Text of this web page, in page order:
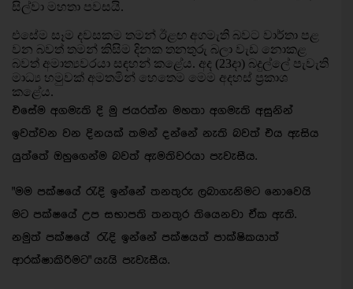
සිල්වා මහතා පවසයි.
එසේම සෑම දවසකම තමන් ඊළඟ අගමැති බවට වාර්තා පළ
වන බවත් තමන් කිසිම දිනක තනතුරු බලා වැඩ නොකළ
බවත් අමාත්‍යවරයා සඳහන් කළේය. අද (23දා) බදුල්ලේ පැවැති
මාධ්‍ය හමුවක් අමතමින් හෙතෙම මෙම අදහස් ප්‍රකාශ
කළේය.
එසේම අගමැති දි මු ජයරත්න මහතා අගමැති අසුනින්
ඉවත්වන වන දිනයක් තමන් දන්නේ නැති බවත් එය ඇසිය
යුත්තේ ඔහුගෙන්ම බවත් ඇමතිවරයා පැවැසීය.
"මම පක්ෂයේ රැදි ඉන්නේ තනතුරු ලබාගැනිමට නොවෙයි
මට පක්ෂයේ උප සභාපති තනතුර තියෙනවා ඒක ඇති.
නමුත් පක්ෂයේ රැදි ඉන්නේ පක්ෂයත් පාක්ෂිකයාත්
ආරක්ෂාකිරිමට" යැයි පැවැසීය.